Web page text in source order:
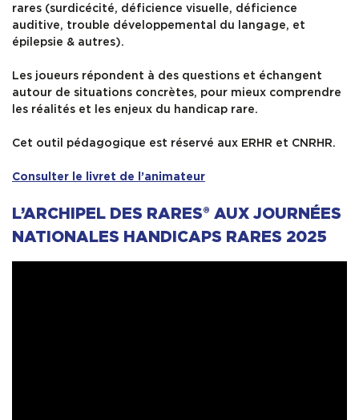
rares (surdicécité, déficience visuelle, déficience
auditive, trouble développemental du langage, et
épilepsie & autres).
Les joueurs répondent à des questions et échangent
autour de situations concrètes, pour mieux comprendre
les réalités et les enjeux du handicap rare.
Cet outil pédagogique est réservé aux ERHR et CNRHR.
Consulter le livret de l’animateur
L’ARCHIPEL DES RARES® AUX JOURNÉES
NATIONALES HANDICAPS RARES 2025